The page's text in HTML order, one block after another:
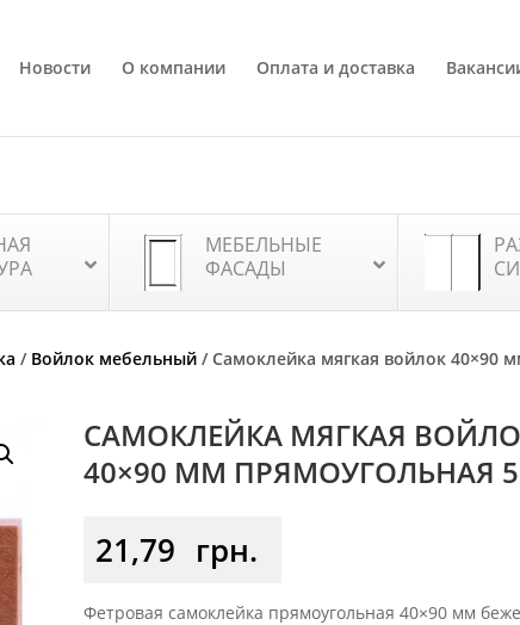
Новости О компании Оплата и доставка
МЕБЕЛЬНЫЕ
ФАСАДЫ
/ Войлок мебельный / Самоклейка мягкая войлок 40×90
САМОКЛЕЙКА МЯГКАЯ
40×90 ММ ПРЯМОУГОЛЬНАЯ
21,79 грн.
Фетровая самоклейка прямоугольная 40×90 мм